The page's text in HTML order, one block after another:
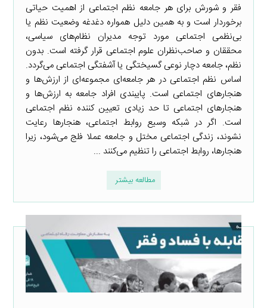
فقر و شورش برای هر جامعه نظم اجتماعی از اهمیت حیاتی
برخوردار است و به همین دلیل همواره دغدغه وضعیت نظم یا
بی‌نظمی اجتماعی مورد توجه مدیران نظام‌های سیاسی،
محققان و صاحب‌نظران علوم اجتماعی قرار گرفته است. بدون
نظم، جامعه دچار نوعی گسیختگی یا آشفتگی اجتماعی می‌گردد.
اساس نظم اجتماعی در هر جامعه‌ای مجموعه‌ای از ارزش‌ها و
هنجارهای اجتماعی است. پایبندی افراد جامعه به ارزش‌ها و
هنجارهای اجتماعی تا حد زیادی تعیین کننده نظم اجتماعی
است. اگر در شبکه وسیع روابط اجتماعی، هنجارها رعایت
نشوند، زندگی اجتماعی مختل و جامعه عملا فلج می‌شود، زیرا
هنجارها، روابط اجتماعی را تنظیم می‌کنند ...
مطالعه بیشتر